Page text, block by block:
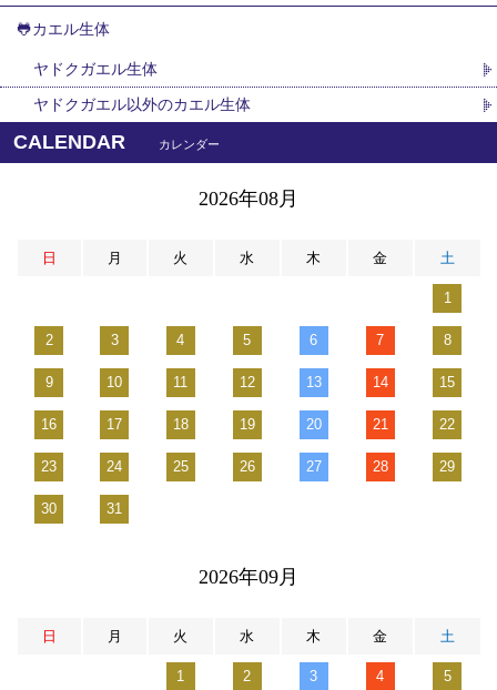
🐸カエル生体
ヤドクガエル生体
ヤドクガエル以外のカエル生体
CALENDAR カレンダー
2026年08月
日 月 火 水 木 金 土
1
2 3 4 5 6 7 8
9 10 11 12 13 14 15
16 17 18 19 20 21 22
23 24 25 26 27 28 29
30 31
2026年09月
日 月 火 水 木 金 土
1 2 3 4 5